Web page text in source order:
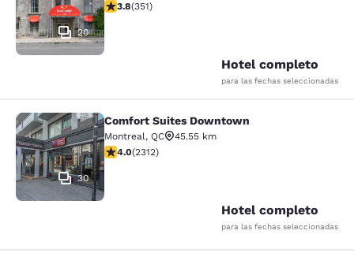
20
calificación de 3.83 estrellas. Bueno. 351 reseñas
3.8(351)
Hotel completo
para las fechas seleccionadas
Comfort Suites Downtown
30
Comfort Suites Downtown
Montreal, QC
45.55 km
calificación de 3.97 estrellas. Bueno. 2312 reseñas
4.0(2312)
Hotel completo
para las fechas seleccionadas